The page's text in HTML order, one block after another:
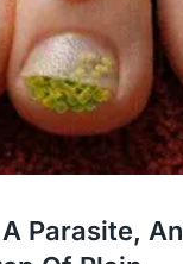
Parasite,